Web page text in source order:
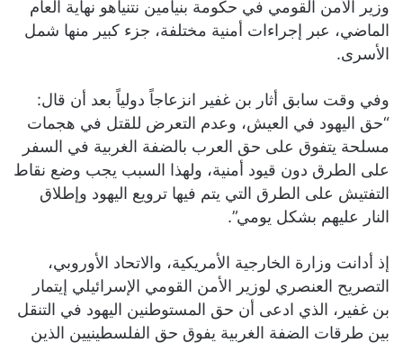
وزير الأمن القومي في حكومة بنيامين نتنياهو نهاية العام
الماضي، عبر إجراءات أمنية مختلفة، جزء كبير منها شمل
الأسرى.
وفي وقت سابق أثار بن غفير انزعاجاً دولياً بعد أن قال:
“حق اليهود في العيش، وعدم التعرض للقتل في هجمات
مسلحة يتفوق على حق العرب بالضفة الغربية في السفر
على الطرق دون قيود أمنية، ولهذا السبب يجب وضع نقاط
التفتيش على الطرق التي يتم فيها ترويع اليهود وإطلاق
النار عليهم بشكل يومي”.
إذ أدانت وزارة الخارجية الأمريكية، والاتحاد الأوروبي،
التصريح العنصري لوزير الأمن القومي الإسرائيلي إيتمار
بن غفير، الذي ادعى أن حق المستوطنين اليهود في التنقل
بين طرقات الضفة الغربية يفوق حق الفلسطينيين الذين